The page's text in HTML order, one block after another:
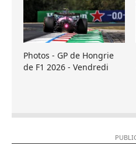
Photos - GP de Hongrie
de F1 2026 - Vendredi